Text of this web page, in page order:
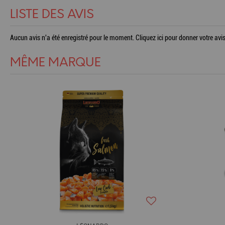
LISTE DES AVIS
Aucun avis n'a été enregistré pour le moment. Cliquez ici pour donner votre
MÊME MARQUE